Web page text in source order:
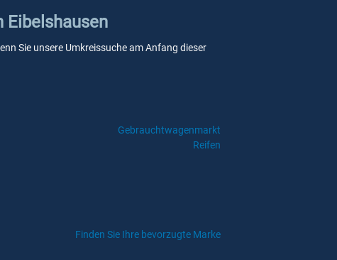
Eibelshausen
Sie unsere Umkreissuche am Anfang dieser
Gebrauchtwagenmarkt
Reifen
Finden Sie Ihre bevorzugte Marke